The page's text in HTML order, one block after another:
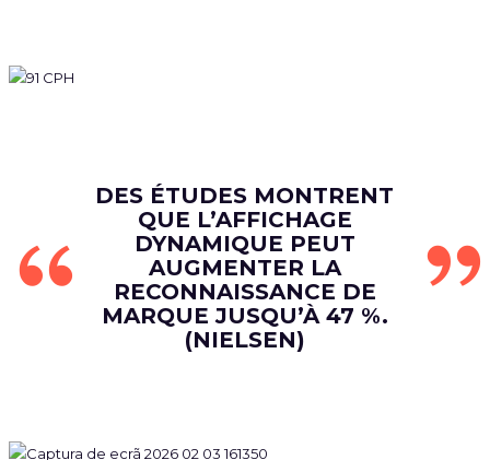
DES ÉTUDES MONTRENT
QUE L’AFFICHAGE
DYNAMIQUE PEUT
AUGMENTER LA
RECONNAISSANCE DE
MARQUE JUSQU’À 47 %.
(NIELSEN)